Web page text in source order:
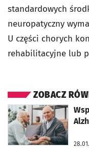
standardowych
neuropatyczny
U części chorych
rehabilitacyjne lub
ZOBACZ
otworzy się w nowej karcie